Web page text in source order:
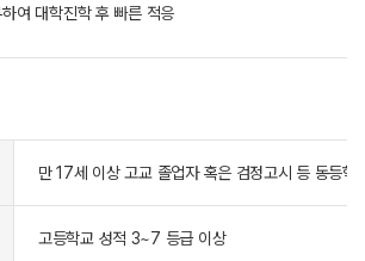
여 대학진학 후 빠른 적응
만 17세 이상 고교 졸업자 혹은 검정고시 등 동등학
고등학교 성적 3~7 등급 이상